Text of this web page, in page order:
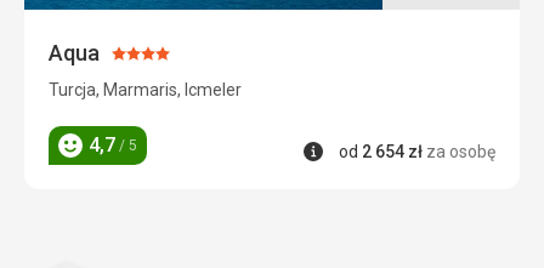
Ta recenzja została automatycznie przetłumaczona za
pomocą Google Translate
Aqua Ocena:
4/5
Turcja, Marmaris, Icmeler
Ocena
4,7 / 5 Informacje
od 2 654 zł za osobę